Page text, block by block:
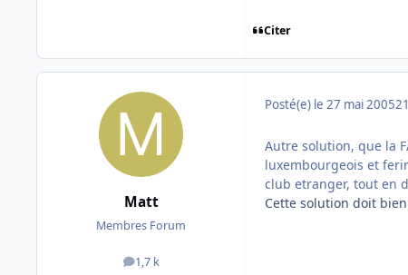
Citer
Matt
Membres Forum
1,7 k
messages
Posté(e) le 27 mai 2005
Autre solution, que la
luxembourgeois et
club etranger, tout en
Cette solution doit